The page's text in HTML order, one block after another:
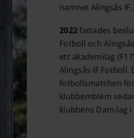
namnet Alingsås
2022fattades
Fotboll och
ett akademilag
Alingsås IF Fotboll.
fotbollsmatchen
klubbemblem
klubbens Dam-lag